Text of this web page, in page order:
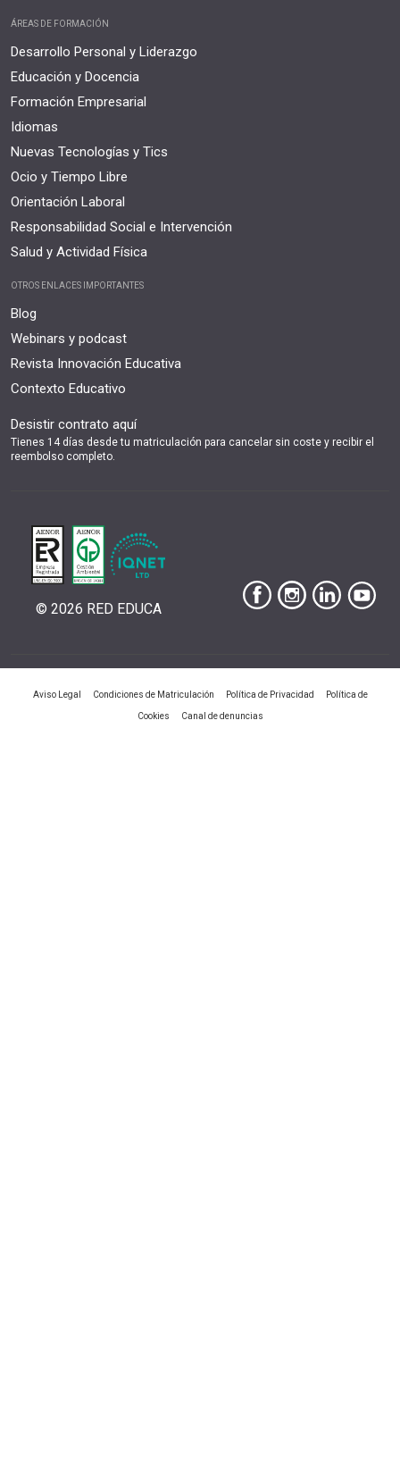
ÁREAS DE FORMACIÓN
Desarrollo Personal y Liderazgo
Educación y Docencia
Formación Empresarial
Idiomas
Nuevas Tecnologías y Tics
Ocio y Tiempo Libre
Orientación Laboral
Responsabilidad Social e Intervención
Salud y Actividad Física
OTROS ENLACES IMPORTANTES
Blog
Webinars y podcast
Revista Innovación Educativa
Contexto Educativo
Desistir contrato aquí
Tienes 14 días desde tu matriculación para cancelar sin coste y recibir el
reembolso completo.
© 2026 RED EDUCA
Aviso Legal Condiciones de Matriculación Política de Privacidad Política de
Cookies Canal de denuncias